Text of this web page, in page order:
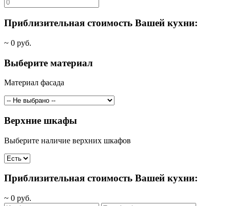
Приблизительная стоимость Вашей кухни:
~ 0 руб.
Выберите материал
Материал фасада
Верхние шкафы
Выберите наличие верхних шкафов
Приблизительная стоимость Вашей кухни:
~ 0 руб.